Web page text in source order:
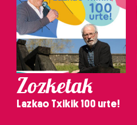
Zozketak
Lazkao Txikik 100 urte!